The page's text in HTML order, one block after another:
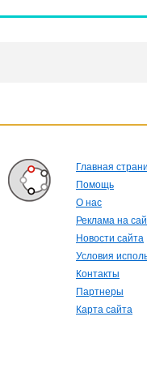
Главная
Помощь
О нас
Реклама на
Новости сайта
Условия
Контакты
Партнеры
Карта сайта